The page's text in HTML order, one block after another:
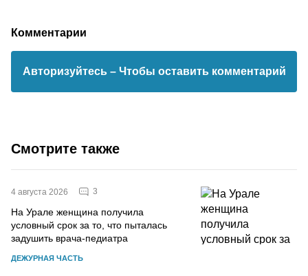
Комментарии
Авторизуйтесь – Чтобы оставить комментарий
Смотрите также
4 августа 2026 3
На Урале женщина получила
условный срок за то, что пыталась
задушить врача-педиатра
ДЕЖУРНАЯ ЧАСТЬ